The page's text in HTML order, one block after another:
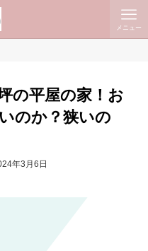
メニュー
の平屋の家！お
のか？狭いの
年3月6日